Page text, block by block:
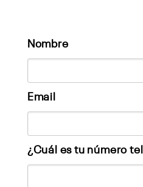
Nombre
Email
¿Cuál es tu número